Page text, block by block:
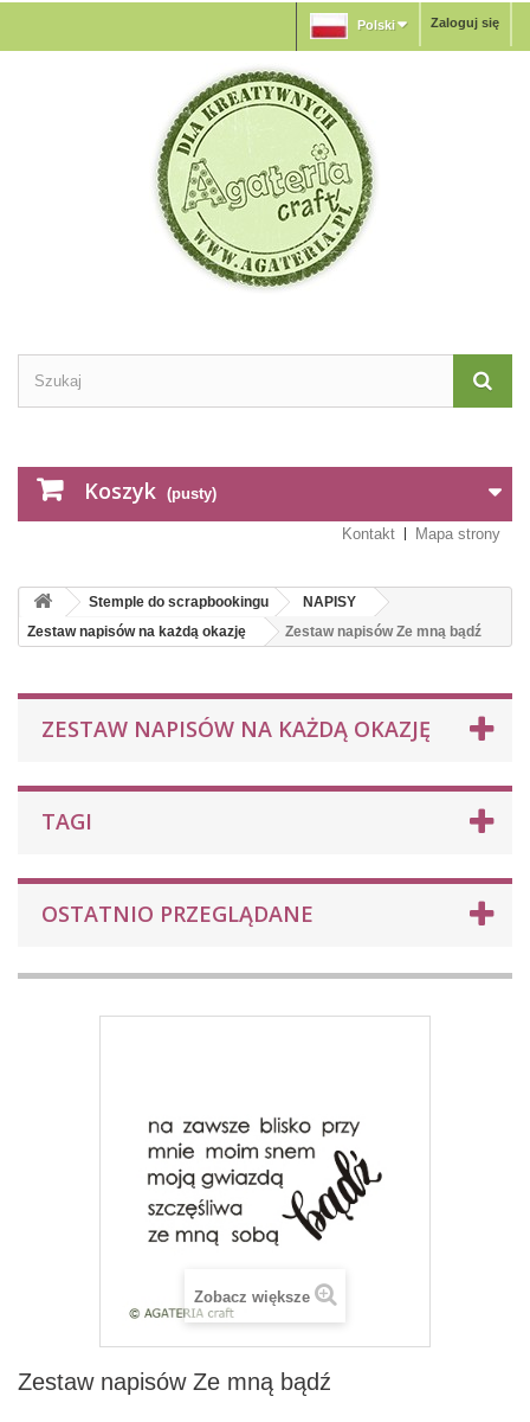
Zaloguj się
Polski
Koszyk (pusty)
Kontakt Mapa strony
Stemple do scrapbookingu
NAPISY
Zestaw napisów na każdą okazję
Zestaw napisów Ze mną bądź
ZESTAW NAPISÓW NA KAŻDĄ OKAZJĘ
TAGI
OSTATNIO PRZEGLĄDANE
Zobacz większe
Zestaw napisów Ze mną bądź